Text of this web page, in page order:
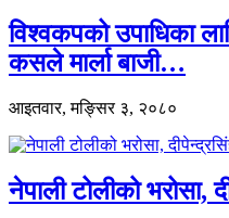
विश्वकपको उपाधिका
कसले मार्ला बाजी…
आइतवार, मङ्सिर ३, २०८०
नेपाली टोलीको भरोसा,